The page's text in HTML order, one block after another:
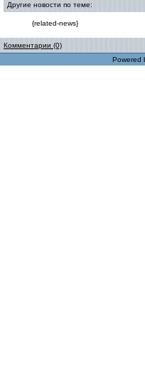
Другие новости по теме:
{related-news}
Комментарии (0)
Powered